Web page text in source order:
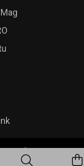
Wersja:2.1.26.219